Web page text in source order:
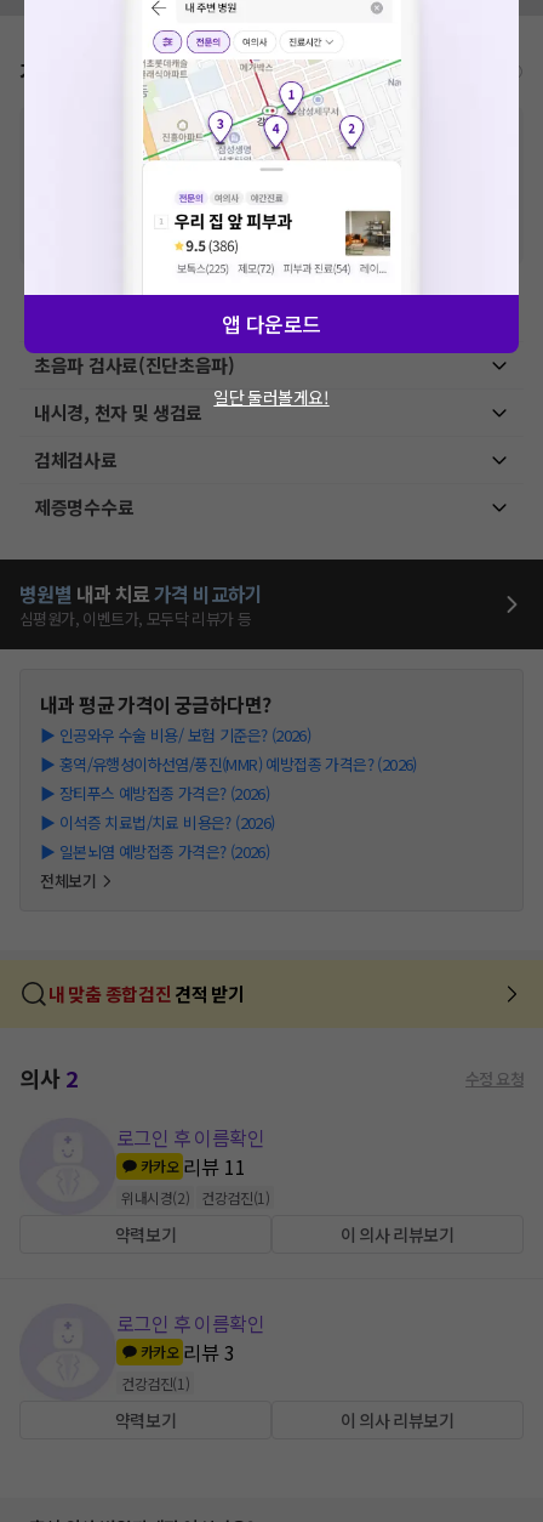
가격표 비급여/급여 진료란?
비급여 항목의 경우,추가비용 등으로 실제 가격과 상이할 수 있으니, 정확
한 가격은 해당 의료기관에 직접 문의해주세요.
급여 항목의 경우, 건강보험심사평가원
에 고지되어 있는 급여 진료 기준 가
격입니다. (진료와 연관된 복합적인 비용이 추가되어, 병원마다 금액이 다르게
산정될 수 있는 점 참고 바랍니다.)
※ 이벤트가, 할인가는VAT 포함
초음파 검사료(진단초음파)
내시경, 천자 및 생검료
검체검사료
제증명수수료
병원별 내과 치료가격 비교하기
심평원가, 이벤트가, 모두닥 리뷰가 등
내과평균 가격이 궁금하다면?
▶ 인공와우 수술 비용/ 보험 기준은? (2026)
▶ 홍역/유행성이하선염/풍진(MMR) 예방접종 가격은? (2026)
▶ 장티푸스 예방접종 가격은? (2026)
▶ 이석증 치료법/치료 비용은? (2026)
▶ 일본뇌염 예방접종 가격은? (2026)
전체보기
내 맞춤 종합검진 견적 받기
의사2 수정 요청
로그인 후 이름확인
카카오 리뷰 11
위내시경(2) 건강검진(1 )
약력보기 이 의사 리뷰보기
로그인 후 이름확인
카카오 리뷰3
건강검진(1 )
약력보기 이 의사 리뷰보기
앱 다운로드
일단 둘러볼게요!